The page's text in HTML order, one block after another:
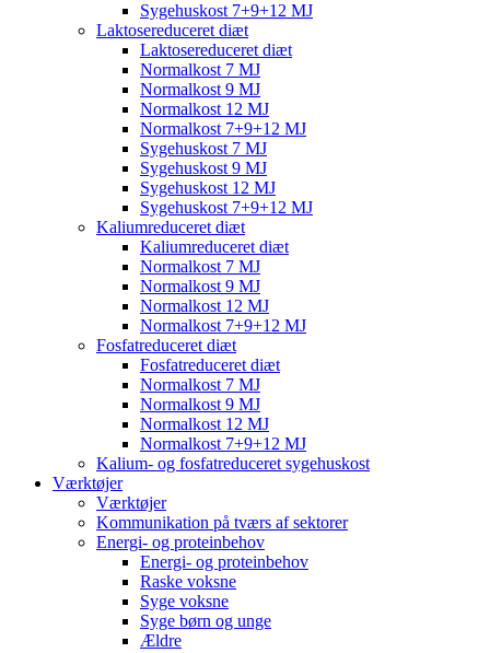
Sygehuskost 7+9+12 MJ
Laktosereduceret diæt
Laktosereduceret diæt
Normalkost 7 MJ
Normalkost 9 MJ
Normalkost 12 MJ
Normalkost 7+9+12 MJ
Sygehuskost 7 MJ
Sygehuskost 9 MJ
Sygehuskost 12 MJ
Sygehuskost 7+9+12 MJ
Kaliumreduceret diæt
Kaliumreduceret diæt
Normalkost 7 MJ
Normalkost 9 MJ
Normalkost 12 MJ
Normalkost 7+9+12 MJ
Fosfatreduceret diæt
Fosfatreduceret diæt
Normalkost 7 MJ
Normalkost 9 MJ
Normalkost 12 MJ
Normalkost 7+9+12 MJ
Kalium- og fosfatreduceret sygehuskost
Værktøjer
Værktøjer
Kommunikation på tværs af sektorer
Energi- og proteinbehov
Energi- og proteinbehov
Raske voksne
Syge voksne
Syge børn og unge
Ældre